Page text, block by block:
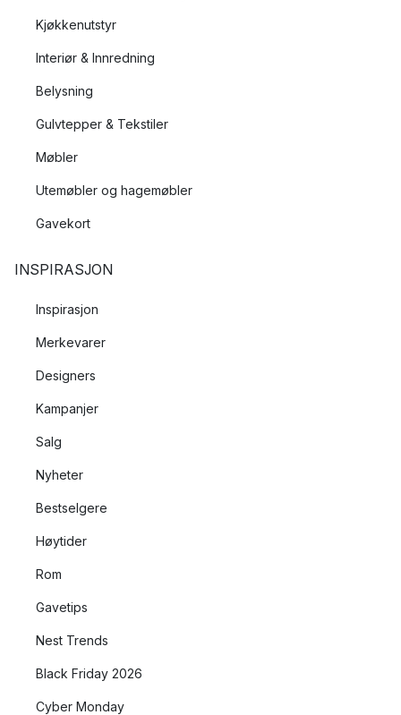
Kjøkkenutstyr
Interiør & Innredning
Belysning
Gulvtepper & Tekstiler
Møbler
Utemøbler og hagemøbler
Gavekort
INSPIRASJON
Inspirasjon
Merkevarer
Designers
Kampanjer
Salg
Nyheter
Bestselgere
Høytider
Rom
Gavetips
Nest Trends
Black Friday 2026
Cyber Monday